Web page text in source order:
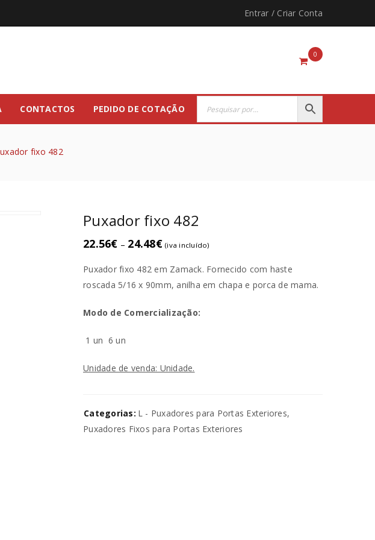
NOVA CONTA
dados pessoais serão utilizados para melhorar a sua
Entrar / Criar Conta
0
CONTACTOS PEDIDO DE COTAÇÃO
fixo 482
Puxador fixo 482
22.56€ – 24.48€ (iva incluído)
Puxador fixo 482 em Zamack. Fornecido com haste
roscada 5/16 x 90mm, anilha em chapa e porca de mama.
Modo de Comercialização:
1 un 6 un
Unidade de venda: Unidade.
Categorias: L - Puxadores para Portas Exteriores,
Puxadores Fixos para Portas Exteriores